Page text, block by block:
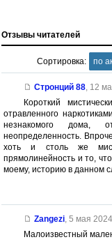
Отзывы читателей
Сортировка: по
Стронций 88, 12
Короткий
отравленного
незнакомого дома,
неопределенность.
хоть и столь же
прямолинейность и то,
моему, историю в данном
Zangezi, 5 мая 2024
Малоизвестный